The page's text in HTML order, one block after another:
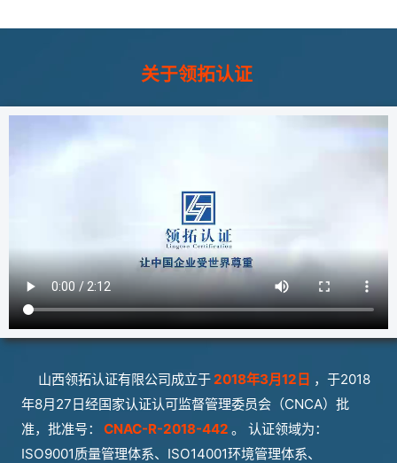
关于领拓认证
山西领拓认证有限公司成立于 2018年3月12日 ，于2018
年8月27日经国家认证认可监督管理委员会（CNCA）批
准，批准号：
CNAC-R-2018-442 。 认证领域为：
ISO9001质量管理体系、ISO14001环境管理体系、